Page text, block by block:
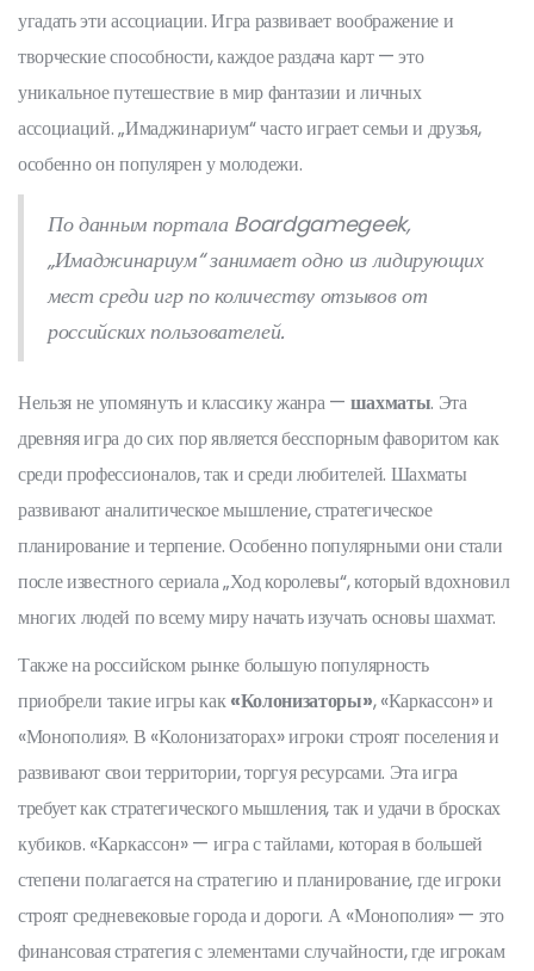
угадать эти ассоциации. Игра развивает воображение и
творческие способности, каждое раздача карт — это
уникальное путешествие в мир фантазии и личных
ассоциаций. „Имаджинариум“ часто играет семьи и друзья,
особенно он популярен у молодежи.
По данным портала Boardgamegeek,
„Имаджинариум“ занимает одно из лидирующих
мест среди игр по количеству отзывов от
российских пользователей.
Нельзя не упомянуть и классику жанра — шахматы. Эта
древняя игра до сих пор является бесспорным фаворитом как
среди профессионалов, так и среди любителей. Шахматы
развивают аналитическое мышление, стратегическое
планирование и терпение. Особенно популярными они стали
после известного сериала „Ход королевы“, который вдохновил
многих людей по всему миру начать изучать основы шахмат.
Также на российском рынке большую популярность
приобрели такие игры как«Колонизаторы», «Каркассон» и
«Монополия». В «Колонизаторах» игроки строят поселения и
развивают свои территории, торгуя ресурсами. Эта игра
требует как стратегического мышления, так и удачи в бросках
кубиков. «Каркассон» — игра с тайлами, которая в большей
степени полагается на стратегию и планирование, где игроки
строят средневековые города и дороги. А «Монополия» — это
финансовая стратегия с элементами случайности, где игрокам